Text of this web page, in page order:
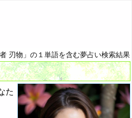
刃物」の１単語を含む夢占い検索結果
た